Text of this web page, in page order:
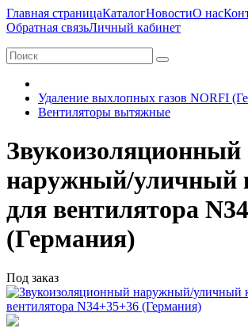
Главная страницаКаталогНовостиО нас
Обратная связьЛичный кабинет
Удаление выхлопных газов NORFI
Вентиляторы вытяжные
Звукоизоляционный
наружный/уличный
для вентилятора
(Германия)
Под заказ